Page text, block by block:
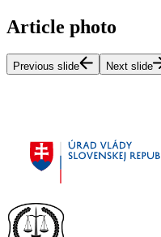
Article photo
Previous slide Next slide